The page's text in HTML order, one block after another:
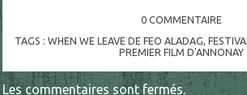
0 COMMENTAIRE
TAGS : WHEN WE LEAVE DE FEO ALADAG,
PREMIER FILM D'ANNONAY
Les commentaires sont fermés.